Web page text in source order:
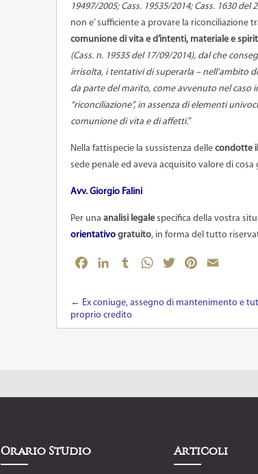
19497/2005; Cass. 19535/2014; Cass. 1630
non e’ sufficiente a provare la riconciliazione
comunione di vita e d’intenti, materiale e
(Cass. n. 19535 del 17/09/2014), dal che
irrisolta, i tentativi di superarla – nell’ambito
da parte del marito, come avvenuto nel caso
“riconciliazione”, in assenza di elementi
comunione di vita e di affetti.”
Nella fattispecie la sussistenza delle condotte
sede penale ed aveva acquisito valore di
Avv. Giorgio Falini
Per una analisi legale specifica della vostra
orientativo gratuito, in forma del tutto
FacebookLinkedInTumblrWhatsApp
TwitterPinterest
Post navigation
← Ex coniuge, assegno di mantenimento e
proprio credito
Orario Studio Articoli